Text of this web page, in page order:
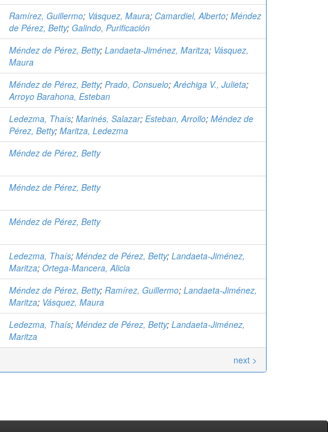
Ramírez, Guillermo; Vásquez, Maura; Camardiel, Alberto; Méndez
de Pérez, Betty; Galindo, Purificación
Méndez de Pérez, Betty; Landaeta-Jiménez, Maritza; Vásquez,
Maura
Méndez de Pérez, Betty; Prado, Consuelo;Aréchiga V., Julieta;
Arroyo Barahona, Esteban
Ledezma, Thaís; Marinés, Salazar; Esteban, Arrollo; Méndez de
Pérez, Betty; Maritza, Ledezma
Méndez de Pérez, Betty
Méndez de Pérez, Betty
Méndez de Pérez, Betty
Ledezma, Thaís; Méndez de Pérez, Betty; Landaeta-Jiménez,
Maritza; Ortega-Mancera, Alicia
Méndez de Pérez, Betty; Ramírez, Guillermo; Landaeta-Jiménez,
Maritza; Vásquez, Maura
Ledezma, Thaís; Méndez de Pérez, Betty; Landaeta-Jiménez,
Maritza
next >